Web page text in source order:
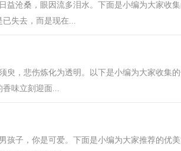
益沧桑，眼因流多泪水。下面是小编为大家收
失去，而是现在...
臾，悲伤炼化为透明。以下是小编为大家收集
香味立刻迎面...
孩子，你是可爱。下面是小编为大家推荐的优